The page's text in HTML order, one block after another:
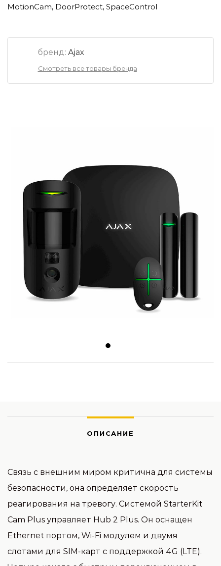
MotionCam, DoorProtect, SpaceControl
бренд: Ajax
Смотреть все товары бренда
ОПИСАНИЕ
Связь с внешним миром критична для системы
безопасности, она определяет скорость
реагирования на тревогу. Системой StarterKit
Cam Plus управляет Hub 2 Plus. Он оснащен
Ethernet портом, Wi-Fi модулем и двумя
слотами для SIM-карт с поддержкой 4G (LTE).